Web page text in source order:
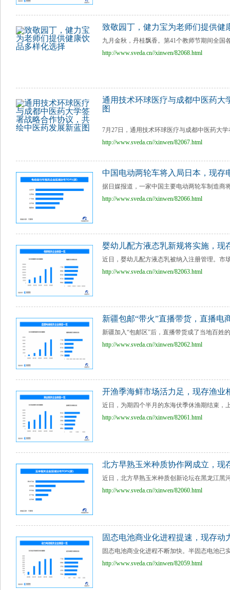
致敬园丁，健力宝为老师们提供健
九月金秋，丹桂飘香。第41个教师节期间全国
http://www.sveda.cn//xinwen/82068.html
通用技术环球医疗与成都中医药大
图
7月27日，通用技术环球医疗与成都中医药大
http://www.sveda.cn//xinwen/82067.html
中国电动两轮车将入局日本，现存
据日媒报道，一家中国主要电动两轮车制造商
http://www.sveda.cn//xinwen/82066.html
婴幼儿配方液态乳新规将实施，现
近日，婴幼儿配方液态乳被纳入注册管理。市
http://www.sveda.cn//xinwen/82063.html
新疆包邮“带火”直播带货，直播电
新疆加入“包邮区”后，直播带货成了当地百姓
http://www.sveda.cn//xinwen/82062.html
开渔季海鲜市场活力足，现存渔业
近日，为期四个半月的东海伏季休渔期结束，
http://www.sveda.cn//xinwen/82061.html
北方早熟玉米种质协作网成立，现
近日，北方早熟玉米种质创新论坛在黑龙江黑
http://www.sveda.cn//xinwen/82060.html
固态电池商业化进程提速，现存动
固态电池商业化进程不断加快。半固态电池已
http://www.sveda.cn//xinwen/82059.html